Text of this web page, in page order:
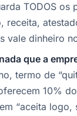
TODOS os
receita,
vale dinheiro
que a
termo de
10%
“aceita logo,